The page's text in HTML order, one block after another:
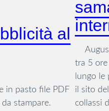
al
in pasto file PDF
stampare.
tra 5 ore
lungo
il sito
collassi